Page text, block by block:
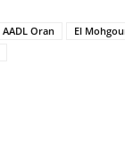
AADL Oran El